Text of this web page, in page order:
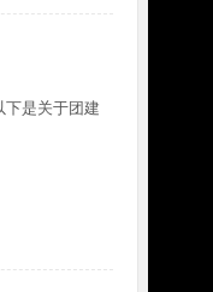
下是关于团建